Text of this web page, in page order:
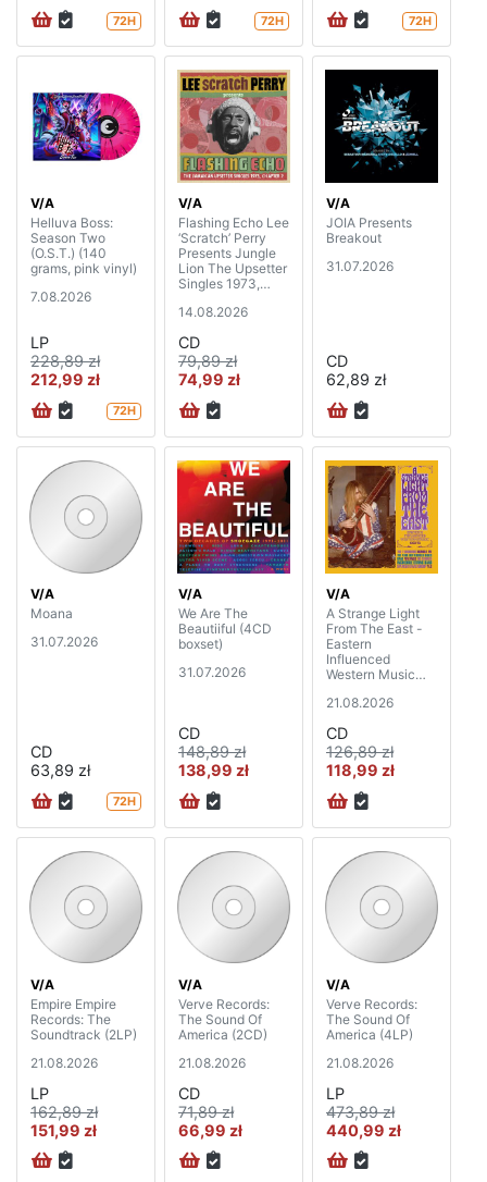
72H 72H 72H
V/A
Helluva Boss:
Season Two
(O.S.T.) (140
grams, pink vinyl)
7.08.2026
LP
228,89 zł
212,99 zł
72H
V/A
Flashing Echo Lee
‘Scratch’ Perry
Presents Jungle
Lion The Upsetter
Singles 1973,
14.08.2026
CD
79,89 zł
74,99 zł
V/A
JOIA Presents
Breakout
31.07.2026
CD
62,89 zł
V/A
Moana
31.07.2026
CD
63,89 zł
72H
V/A
We Are The
Beautiiful (4CD
boxset)
31.07.2026
CD
148,89 zł
138,99 zł
V/A
A Strange Light
From The East -
Eastern
Influenced
Western Music
boxset)
21.08.2026
CD
126,89 zł
118,99 zł
V/A
Empire Empire
Records: The
Soundtrack (2LP)
21.08.2026
LP
162,89 zł
151,99 zł
V/A
Verve Records:
The Sound Of
America (2CD)
21.08.2026
CD
71,89 zł
66,99 zł
V/A
Verve Records:
The Sound Of
America (4LP)
21.08.2026
LP
473,89 zł
440,99 zł